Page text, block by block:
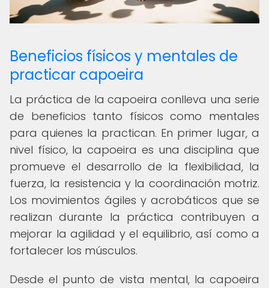
Beneficios físicos y mentales de
practicar capoeira
La práctica de la capoeira conlleva una serie
de beneficios tanto físicos como mentales
para quienes la practican. En primer lugar, a
nivel físico, la capoeira es una disciplina que
promueve el desarrollo de la flexibilidad, la
fuerza, la resistencia y la coordinación motriz.
Los movimientos ágiles y acrobáticos que se
realizan durante la práctica contribuyen a
mejorar la agilidad y el equilibrio, así como a
fortalecer los músculos.
Desde el punto de vista mental, la capoeira